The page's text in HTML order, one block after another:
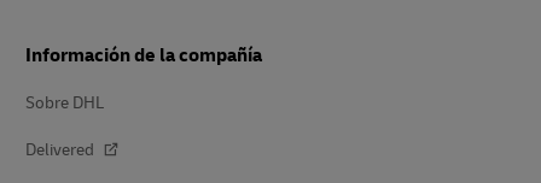
Información de la compañía
Sobre DHL
Delivered